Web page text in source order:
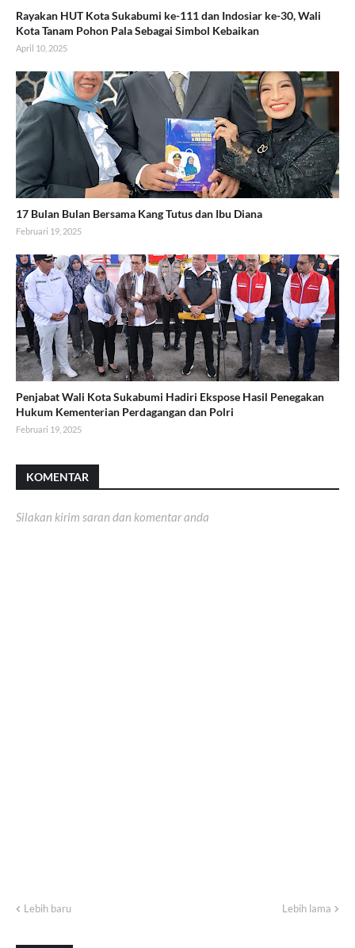
Rayakan HUT Kota Sukabumi ke-111 dan Indosiar ke-30, Wali
Kota Tanam Pohon Pala Sebagai Simbol Kebaikan
April 10, 2025
17 Bulan Bulan Bersama Kang Tutus dan Ibu Diana
Februari 19, 2025
Penjabat Wali Kota Sukabumi Hadiri Ekspose Hasil Penegakan
Hukum Kementerian Perdagangan dan Polri
Februari 19, 2025
KOMENTAR
Silakan kirim saran dan komentar anda
Lebih baru Lebih lama